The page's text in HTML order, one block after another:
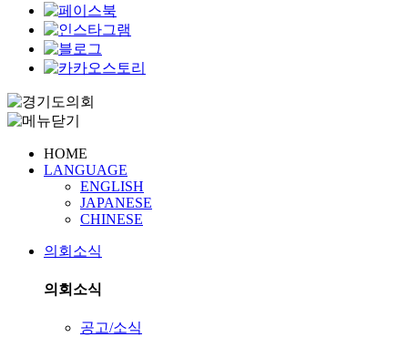
HOME
LANGUAGE
ENGLISH
JAPANESE
CHINESE
의회소식
의회소식
공고/소식